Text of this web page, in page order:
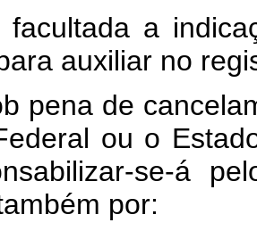
a
auxiliar no
pena de
ou o
se-á
por: